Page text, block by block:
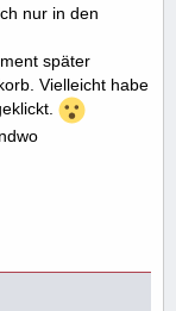
nur in den
später
Vielleicht habe